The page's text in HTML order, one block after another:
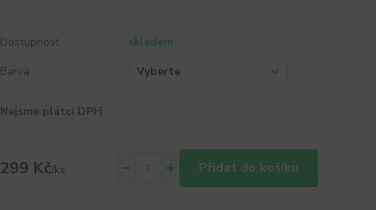
Dostupnost
skladem
Barva
Nejsme plátci DPH
299 Kč/ks Přidat do košíku